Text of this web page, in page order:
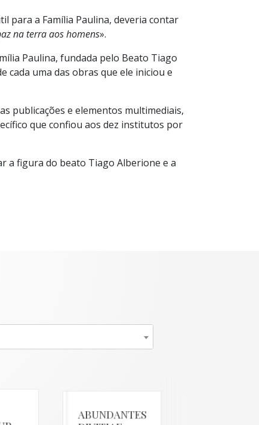
para a Família Paulina, deveria contar
na terra aos homens».
Paulina, fundada pelo Beato Tiago
cada uma das obras que ele iniciou e
publicações e elementos multimediais,
que confiou aos dez institutos por
a figura do beato Tiago Alberione e a
ABUNDANTES